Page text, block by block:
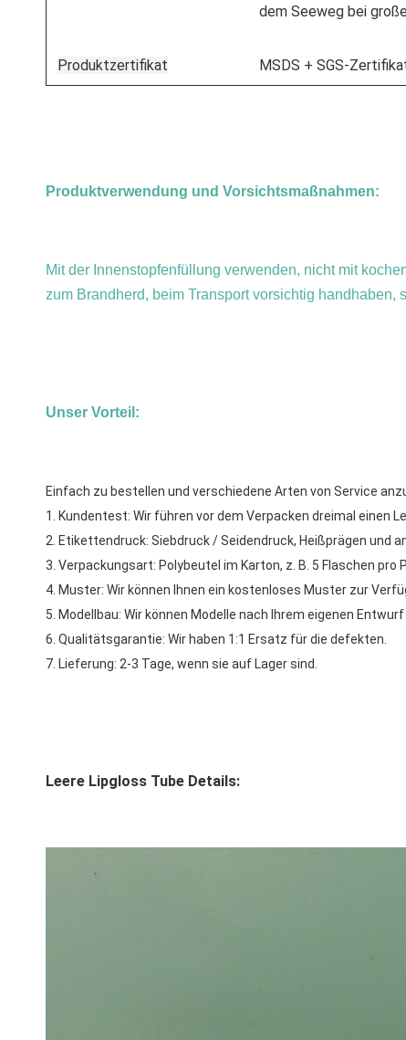
dem Seeweg bei
Produktzertifikat MSDS + SGS-
Produktverwendung und Vorsichtsmaßnahmen:
Mit der Innenstopfenfüllung verwenden, nicht mit
zum Brandherd, beim Transport vorsichtig handhaben,
Unser Vorteil:
Einfach zu bestellen und verschiedene Arten von Service
1. Kundentest: Wir führen vor dem Verpacken dreimal einen
2. Etikettendruck: Siebdruck / Seidendruck, Heißprägen und
3. Verpackungsart: Polybeutel im Karton, z. B. 5 Flaschen pro
4. Muster: Wir können Ihnen ein kostenloses Muster zur
5. Modellbau: Wir können Modelle nach Ihrem eigenen
6. Qualitätsgarantie: Wir haben 1:1 Ersatz für die defekten.
7. Lieferung: 2-3 Tage, wenn sie auf Lager sind.
Leere Lipgloss Tube Details: